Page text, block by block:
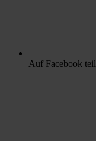
Auf Facebook